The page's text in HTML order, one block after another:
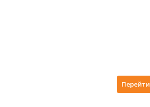
Перейти